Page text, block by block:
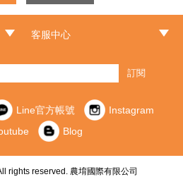
客服中心
訂閱
Line官方帳號
Instagram
Blog
rights reserved. 農堉國際有限公司